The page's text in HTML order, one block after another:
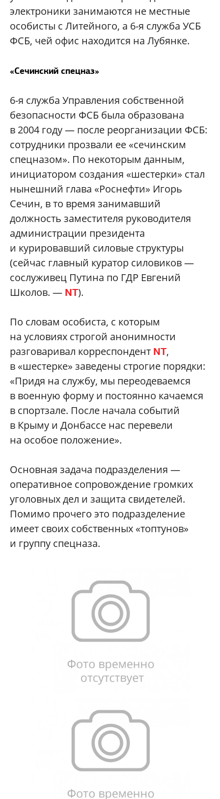
электроники занимаются не местные
особисты с Литейного, а 6-я служба УСБ
ФСБ, чей офис находится на Лубянке.
«Сечинский спецназ»
6-я служба Управления собственной
безопасности ФСБ была образована
в 2004 году — после реорганизации ФСБ:
сотрудники прозвали ее «сечинским
спецназом». По некоторым данным,
инициатором создания «шестерки» стал
нынешний глава «Роснефти» Игорь
Сечин, в то время занимавший
должность заместителя руководителя
администрации президента
и курировавший силовые структуры
(сейчас главный куратор силовиков —
сослуживец Путина по ГДР Евгений
Школов. — NT).
По словам особиста, с которым
на условиях строгой анонимности
разговаривал корреспондент NT,
в «шестерке» заведены строгие порядки:
«Придя на службу, мы переодеваемся
в военную форму и постоянно качаемся
в спортзале. После начала событий
в Крыму и Донбассе нас перевели
на особое положение».
Основная задача подразделения —
оперативное сопровождение громких
уголовных дел и защита свидетелей.
Помимо прочего это подразделение
имеет своих собственных «топтунов»
и группу спецназа.